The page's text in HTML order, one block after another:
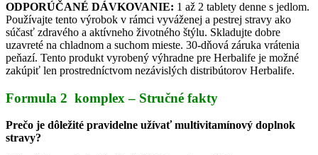
ODPORÚČANÉ DÁVKOVANIE: 1 až 2 tablety denne s jedlom.
Používajte tento výrobok v rámci vyváženej a pestrej stravy ako
súčasť zdravého a aktívneho životného štýlu. Skladujte dobre
uzavreté na chladnom a suchom mieste. 30-dňová záruka vrátenia
peňazí. Tento produkt vyrobený výhradne pre Herbalife je možné
zakúpiť len prostredníctvom nezávislých distribútorov Herbalife.
Formula 2 komplex – Stručné fakty
Prečo je dôležité pravidelne užívať multivitamínový doplnok
stravy?